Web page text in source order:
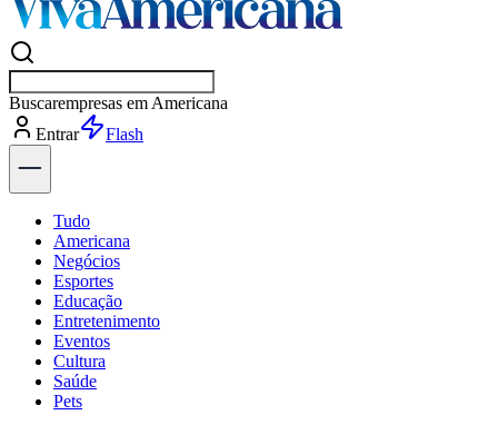
Buscaresportes
Entrar
Flash
Tudo
Americana
Negócios
Esportes
Educação
Entretenimento
Eventos
Cultura
Saúde
Pets